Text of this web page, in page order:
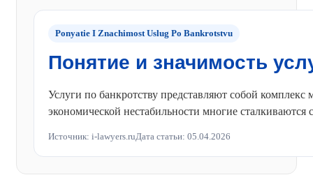
Ponyatie I Znachimost Uslug Po Bankrotstvu
Понятие и значимость
Услуги по банкротству представляют собой
экономической нестабильности многие
Источник: i-lawyers.ruДата статьи: 05.04.2026